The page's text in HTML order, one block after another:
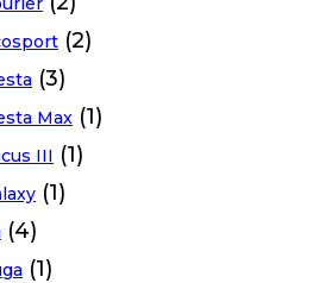
(2)
(3)
Max (1)
III (1)
(1)
(4)
(1)